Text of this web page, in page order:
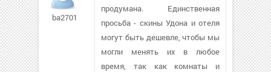
ba2701
продумана. Единственная
просьба - скины Удона и отеля
могут быть дешевле, чтобы мы
могли менять их в любое
время, так как комнаты и